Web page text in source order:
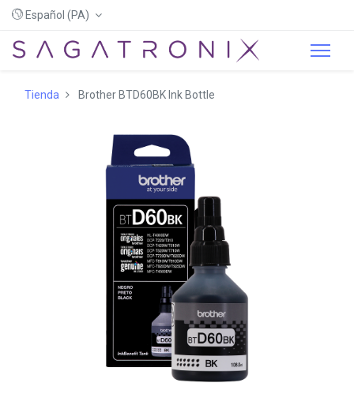
Español (PA)
Tienda Brother BTD60BK Ink Bottle